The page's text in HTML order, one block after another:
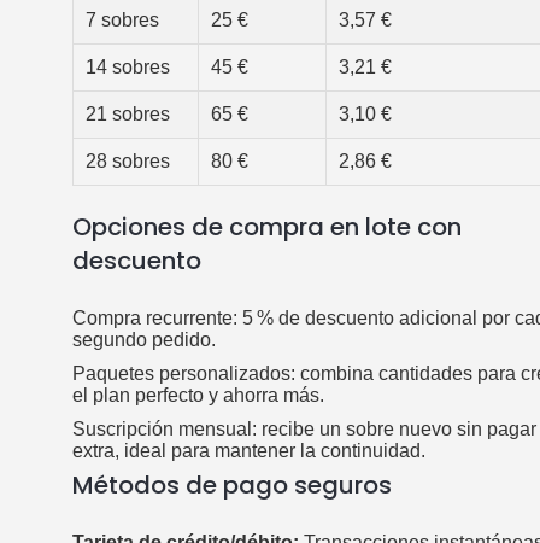
7 sobres 25 € 3,57 €
14 sobres 45 € 3,21 €
21 sobres 65 € 3,10 €
28 sobres 80 € 2,86 €
Opciones de compra en lote con
descuento
Compra recurrente: 5 % de descuento adicional por
segundo pedido.
Paquetes personalizados: combina cantidades para
el plan perfecto y ahorra más.
Suscripción mensual: recibe un sobre nuevo sin pagar
extra, ideal para mantener la continuidad.
Métodos de pago seguros